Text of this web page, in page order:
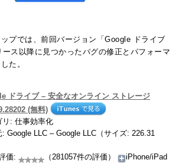
プでは、前回バージョン「Google ドライブ
ス以降に見つかったバグの修正とパフォーマ
た。
ドライブ – 安全なオンライン ストレージ
(無料)
リ: 仕事効率化
: Google LLC – Google LLC（サイズ: 226.31
価:
（281057件の評価）
iPhone/iPad